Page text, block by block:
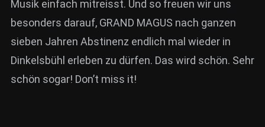
Musik einfach mitreisst. Und so freuen wir uns
besonders darauf, GRAND MAGUS nach ganzen
sieben Jahren Abstinenz endlich mal wieder in
Dinkelsbühl erleben zu dürfen. Das wird schön. Sehr
schön sogar! Don’t miss it!